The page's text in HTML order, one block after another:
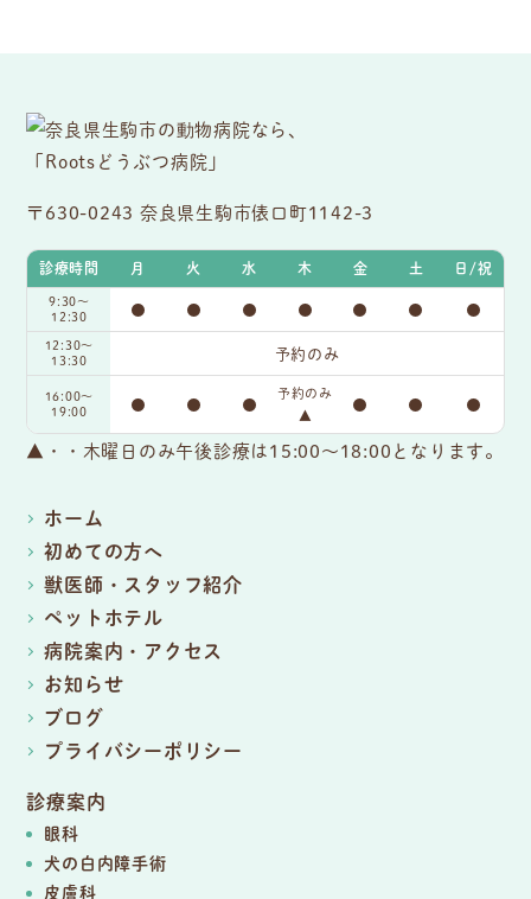
〒630-0243 奈良県生駒市俵口町1142-3
診療時間 月 火 水 木 金 土 日/祝
9:30〜
12:30
● ● ● ● ● ● ●
12:30～
13:30
予約のみ
16:00〜
19:00
● ● ●
予約のみ
▲
● ● ●
▲・・木曜日のみ午後診療は15:00～18:00となります。
ホーム
初めての方へ
獣医師・スタッフ紹介
ペットホテル
病院案内・アクセス
お知らせ
ブログ
プライバシーポリシー
診療案内
眼科
犬の白内障手術
皮膚科